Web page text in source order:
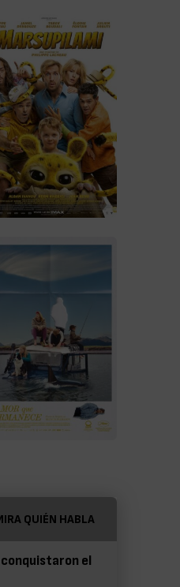
QUIÉN HABLA
el